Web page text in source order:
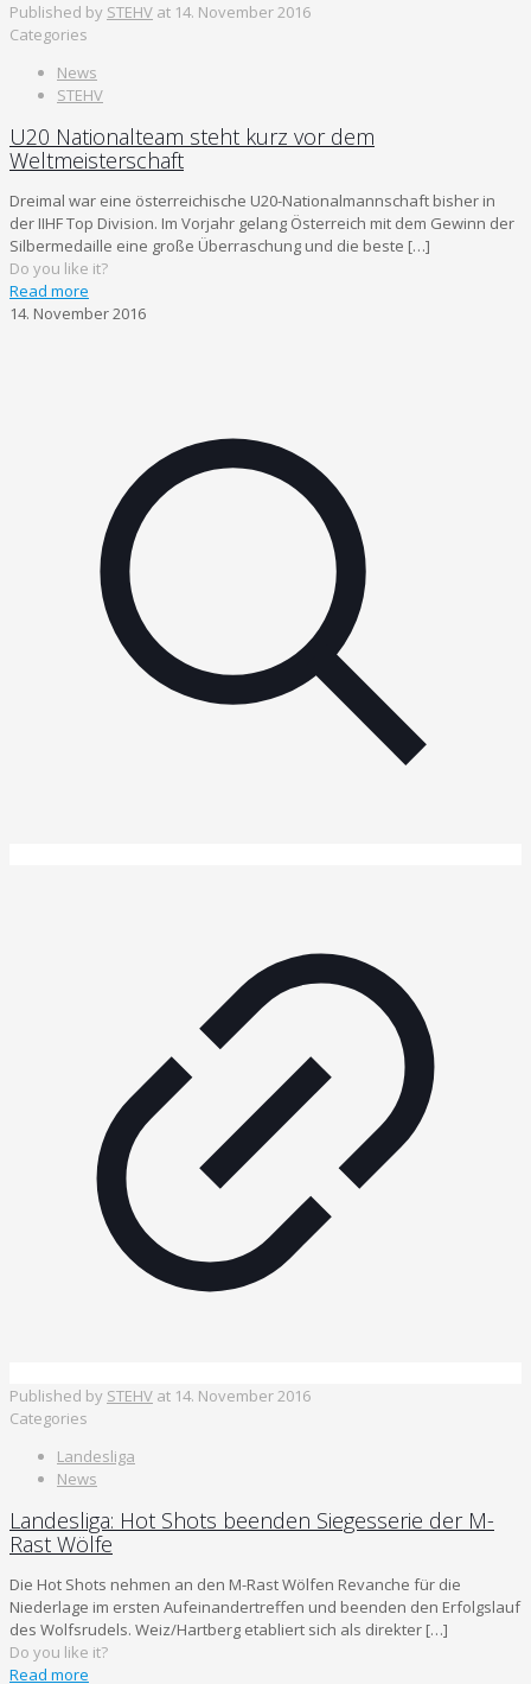
Published by STEHV at 14. November 2016
Categories
News
STEHV
U20 Nationalteam steht kurz vor dem
Weltmeisterschaft
Dreimal war eine österreichische U20-Nationalmannschaft bisher in
der IIHF Top Division. Im Vorjahr gelang Österreich mit dem Gewinn der
Silbermedaille eine große Überraschung und die beste […]
Do you like it?
Read more
14. November 2016
Published by STEHV at 14. November 2016
Categories
Landesliga
News
Landesliga: Hot Shots beenden Siegesserie der M-
Rast Wölfe
Die Hot Shots nehmen an den M-Rast Wölfen Revanche für die
Niederlage im ersten Aufeinandertreffen und beenden den Erfolgslauf
des Wolfsrudels. Weiz/Hartberg etabliert sich als direkter […]
Do you like it?
Read more